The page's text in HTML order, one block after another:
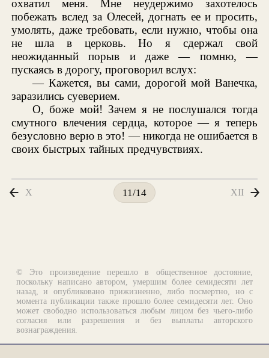
охватил меня. Мне неудержимо захотелось
побежать вслед за Олесей, догнать ее и просить,
умолять, даже требовать, если нужно, чтобы она
не шла в церковь. Но я сдержал свой
неожиданный порыв и даже — помню, —
пускаясь в дорогу, проговорил вслух:
— Кажется, вы сами, дорогой мой Ванечка,
заразились суеверием.
О, боже мой! Зачем я не послушался тогда
смутного влечения сердца, которое — я теперь
безусловно верю в это! — никогда не ошибается в
своих быстрых тайных предчувствиях.
X 11/14 XII
© Это произведение перешло в общественное достояние,
поскольку написано автором, умершим более семидесяти лет
назад, и опубликовано прижизненно, либо посмертно, но с
момента публикации также прошло более семидесяти лет. Оно
может свободно использоваться любым лицом без чьего-либо
согласия или разрешения и без выплаты авторского
вознаграждения.